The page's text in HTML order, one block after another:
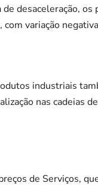
desaceleração,
com variação
industriais
nas cadeias
de Serviços,